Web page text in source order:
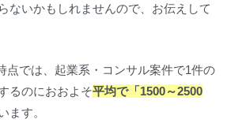
ないかもしれませんので、お伝えして
点では、起業系・コンサル案件で1件の
るのにおおよそ平均で「1500～2500
ます。